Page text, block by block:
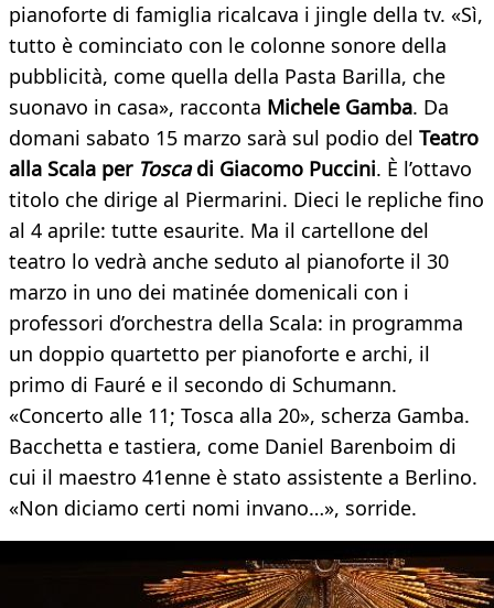
pianoforte di famiglia ricalcava i jingle della tv. «Sì,
tutto è cominciato con le colonne sonore della
pubblicità, come quella della Pasta Barilla, che
suonavo in casa», racconta Michele Gamba. Da
domani sabato 15 marzo sarà sul podio del Teatro
alla Scala per Toscadi Giacomo Puccini. È l’ottavo
titolo che dirige al Piermarini. Dieci le repliche fino
al 4 aprile: tutte esaurite. Ma il cartellone del
teatro lo vedrà anche seduto al pianoforte il 30
marzo in uno dei matinée domenicali con i
professori d’orchestra della Scala: in programma
un doppio quartetto per pianoforte e archi, il
primo di Fauré e il secondo di Schumann.
«Concerto alle 11; Tosca alla 20», scherza Gamba.
Bacchetta e tastiera, come Daniel Barenboim di
cui il maestro 41enne è stato assistente a Berlino.
«Non diciamo certi nomi invano…», sorride.